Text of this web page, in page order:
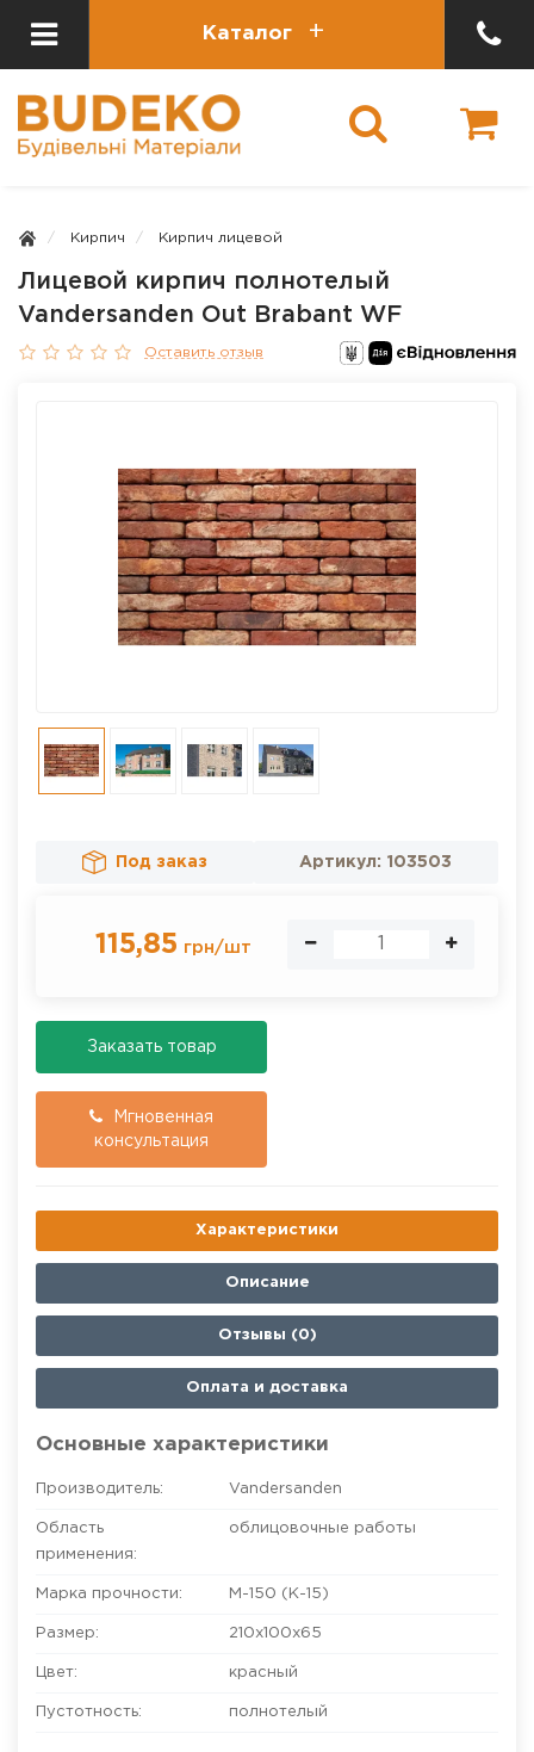
Каталог
Кирпич Кирпич лицевой
Лицевой кирпич полнотелый
Vandersanden Out Brabant WF
Оставить отзыв
Под заказ Артикул: 103503
115,85 грн/шт
Заказать товар
Мгновенная
консультация
Характеристики
Описание
Отзывы (0)
Оплата и доставка
Основные характеристики
Производитель: Vandersanden
Область
применения:
облицовочные работы
Марка прочности: М-150 (К-15)
Размер: 210х100х65
Цвет: красный
Пустотность: полнотелый